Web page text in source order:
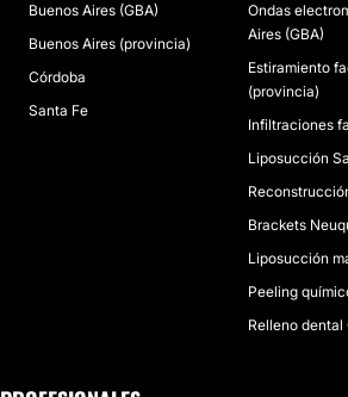
Buenos Aires (GBA)
Buenos Aires (provincia)
Córdoba
Santa Fe
Ondas
Aires (GBA)
Estiramiento
(provincia)
Infiltraciones
Liposucción
Brackets
Liposucción
Peeling
Relleno dental